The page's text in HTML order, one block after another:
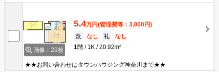
画像：29枚
5.4万円(管理費等：3,000円)
敷
なし 礼
なし
1階
1K 20.92m²
★★お問い合わせはタウンハウジング神奈川まで★★